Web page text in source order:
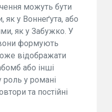
можуть бути
як у Воннеґута, або
як у Забужко. У
формують
відображати
або інші
роль у романі
та постійні